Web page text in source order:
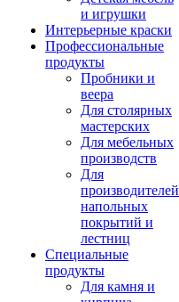
и игрушки
Интерьерные краски
Профессиональные
продукты
Пробники и
веера
Для столярных
мастерских
Для мебельных
производств
Для
производителей
напольных
покрытий и
лестниц
Специальные
продукты
Для камня и